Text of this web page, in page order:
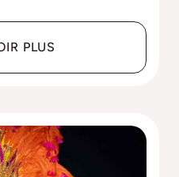
PLUS